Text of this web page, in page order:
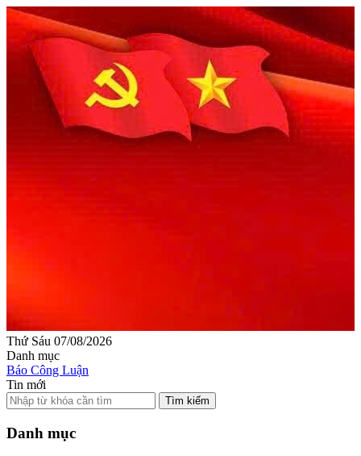
Thứ Sáu 07/08/2026
Danh mục
Báo Công Luận
Tin mới
Tìm kiếm
Danh mục